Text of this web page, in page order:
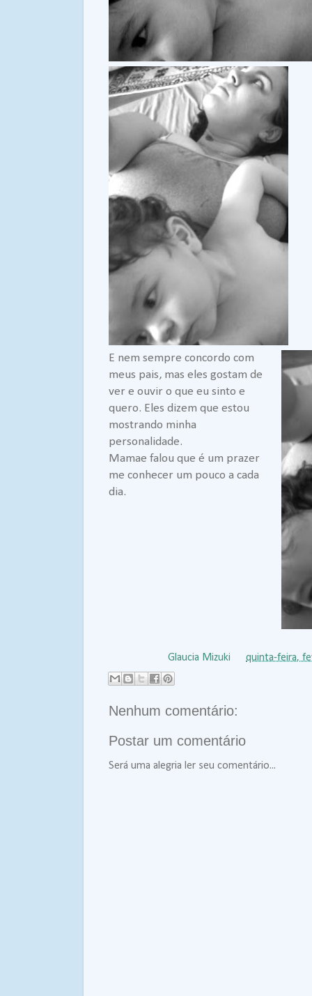
E nem sempre concordo com
meus pais, mas eles gostam de
ver e ouvir o que eu sinto e
quero. Eles dizem que estou
mostrando minha
personalidade.
Mamae falou que é um prazer
me conhecer um pouco a cada
dia.
Glaucia Mizuki quinta-feira,
Nenhum comentário:
Postar um comentário
Será uma alegria ler seu comentário...